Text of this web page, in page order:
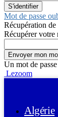
Mot de passe
Récupération de
Récupérer votre
Un mot de
Lezoom
Algérie